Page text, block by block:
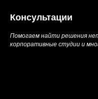
Консультации
Помогаем найти решения
корпоративные студии и